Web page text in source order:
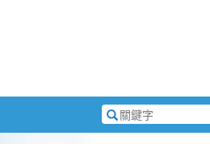
搜
尋